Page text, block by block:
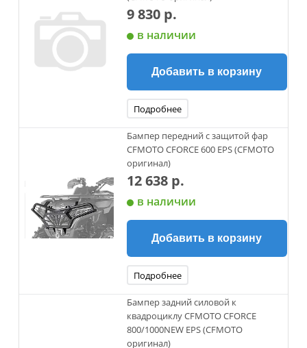
9 830 р.
в наличии
Добавить в корзину
Подробнее
Бампер передний с защитой фар
CFMOTO CFORCE 600 EPS (CFMOTO
оригинал)
12 638 р.
в наличии
Добавить в корзину
Подробнее
Бампер задний силовой к
квадроциклу CFMOTO CFORCE
800/1000NEW EPS (CFMOTO
оригинал)